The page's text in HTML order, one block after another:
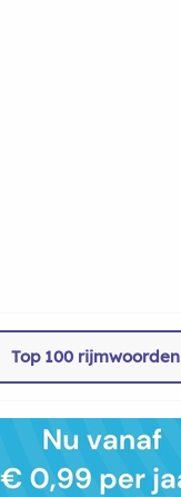
Top 100 rijmwoorden